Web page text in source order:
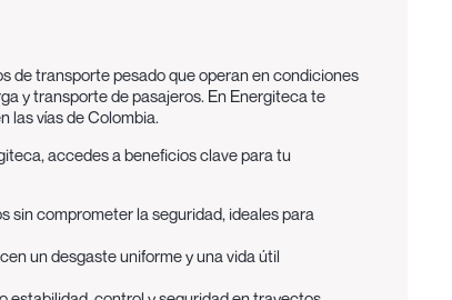
de transporte pesado que operan en condiciones
y transporte de pasajeros. En Energiteca te
las vías de Colombia.
accedes a beneficios clave para tu
sin comprometer la seguridad, ideales para
un desgaste uniforme y una vida útil